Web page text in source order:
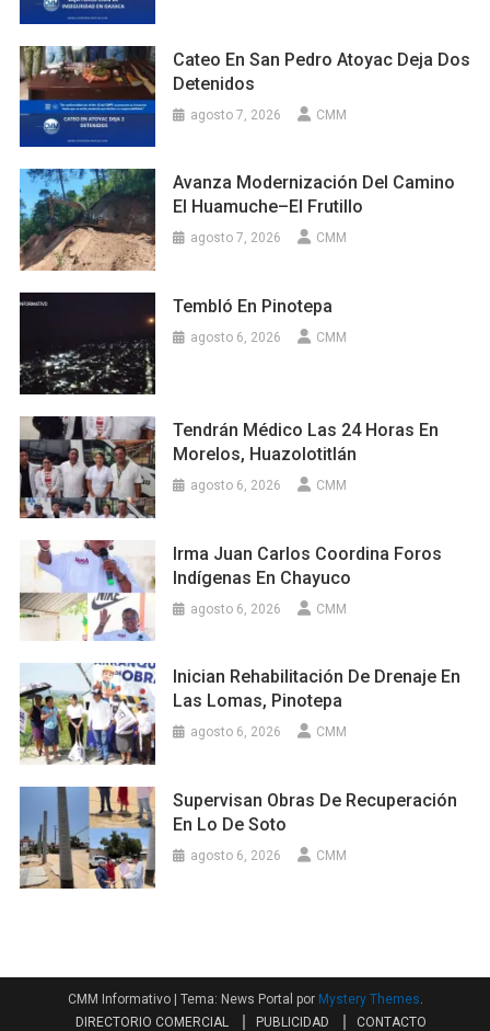
Cateo En San Pedro Atoyac Deja Dos
Detenidos
agosto 7, 2026 CMM
Avanza Modernización Del Camino
El Huamuche–El Frutillo
agosto 7, 2026 CMM
Tembló En Pinotepa
agosto 6, 2026 CMM
Tendrán Médico Las 24 Horas En
Morelos, Huazolotitlán
agosto 6, 2026 CMM
Irma Juan Carlos Coordina Foros
Indígenas En Chayuco
agosto 6, 2026 CMM
Inician Rehabilitación De Drenaje En
Las Lomas, Pinotepa
agosto 6, 2026 CMM
Supervisan Obras De Recuperación
En Lo De Soto
agosto 6, 2026 CMM
CMM Informativo | Tema: News Portal por Mystery Themes.
DIRECTORIO COMERCIAL
PUBLICIDAD CONTACTO